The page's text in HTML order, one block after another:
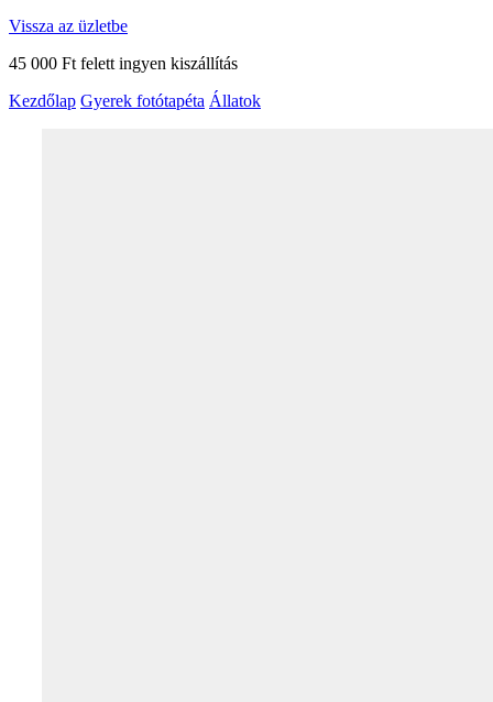
Vissza az üzletbe
45 000 Ft felett ingyen kiszállítás
Kezdőlap Gyerek fotótapéta Állatok